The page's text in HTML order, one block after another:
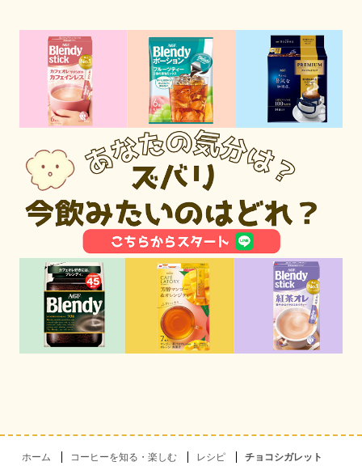
ホーム コーヒーを知る・楽しむ レシピ チョコシガレット